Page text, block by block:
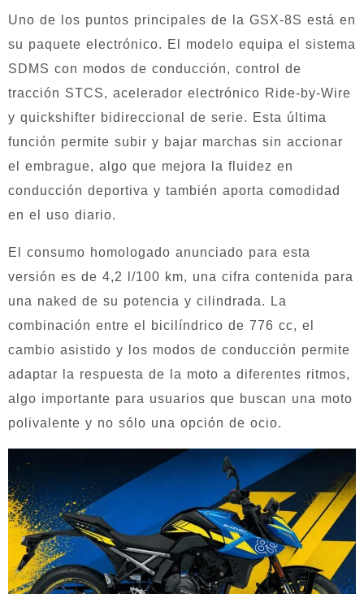
Uno de los puntos principales de la GSX-8S está en
su paquete electrónico. El modelo equipa el sistema
SDMS con modos de conducción, control de
tracción STCS, acelerador electrónico Ride-by-Wire
y quickshifter bidireccional de serie. Esta última
función permite subir y bajar marchas sin accionar
el embrague, algo que mejora la fluidez en
conducción deportiva y también aporta comodidad
en el uso diario.
El consumo homologado anunciado para esta
versión es de 4,2 l/100 km, una cifra contenida para
una naked de su potencia y cilindrada. La
combinación entre el bicilíndrico de 776 cc, el
cambio asistido y los modos de conducción permite
adaptar la respuesta de la moto a diferentes ritmos,
algo importante para usuarios que buscan una moto
polivalente y no sólo una opción de ocio.